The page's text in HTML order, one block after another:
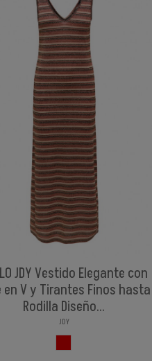
JDY Vestido Elegante con
en V y Tirantes Finos
Rodilla Diseño...
JDY